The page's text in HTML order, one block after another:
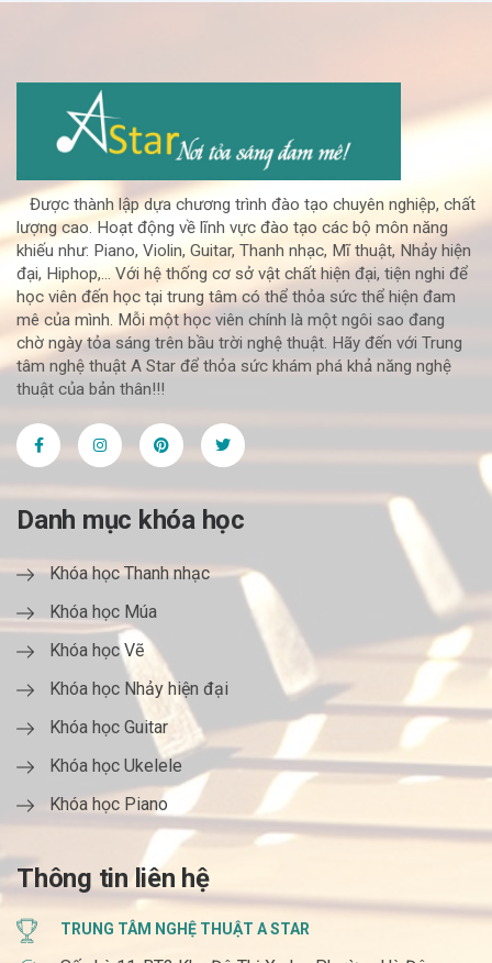
Được thành lập dựa chương trình đào tạo chuyên nghiệp, chất
lượng cao. Hoạt động về lĩnh vực đào tạo các bộ môn năng
khiếu như: Piano, Violin, Guitar, Thanh nhạc, Mĩ thuật, Nhảy hiện
đại, Hiphop,... Với hệ thống cơ sở vật chất hiện đại, tiện nghi để
học viên đến học tại trung tâm có thể thỏa sức thể hiện đam
mê của mình. Mỗi một học viên chính là một ngôi sao đang
chờ ngày tỏa sáng trên bầu trời nghệ thuật. Hãy đến với Trung
tâm nghệ thuật A Star để thỏa sức khám phá khả năng nghệ
thuật của bản thân!!!
Danh mục khóa học
Khóa học Thanh nhạc
Khóa học Múa
Khóa học Vẽ
Khóa học Nhảy hiện đại
Khóa học Guitar
Khóa học Ukelele
Khóa học Piano
Thông tin liên hệ
TRUNG TÂM NGHỆ THUẬT A STAR